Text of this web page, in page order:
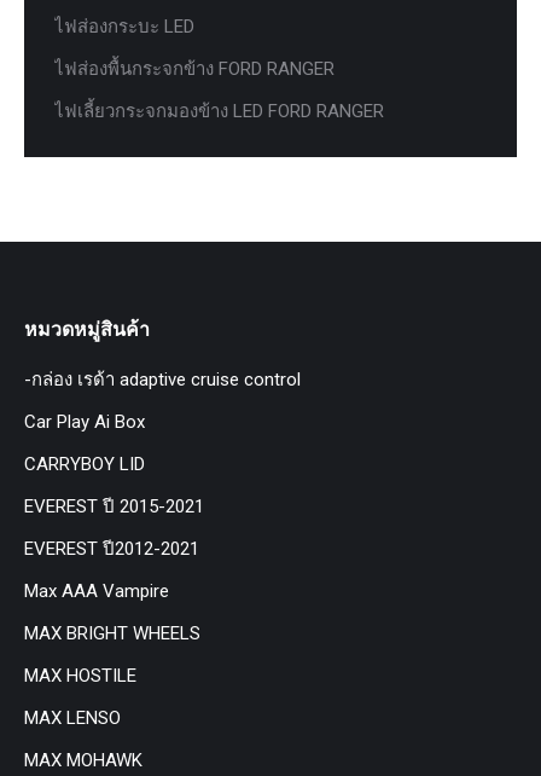
ไฟส่องกระบะ LED
ไฟส่องพื้นกระจกข้าง FORD RANGER
ไฟเลี้ยวกระจกมองข้าง LED FORD RANGER
หมวดหมู่สินค้า
-กล่อง เรด้า adaptive cruise control
Car Play Ai Box
CARRYBOY LID
EVEREST ปี 2015-2021
EVEREST ปี2012-2021
Max AAA Vampire
MAX BRIGHT WHEELS
MAX HOSTILE
MAX LENSO
MAX MOHAWK